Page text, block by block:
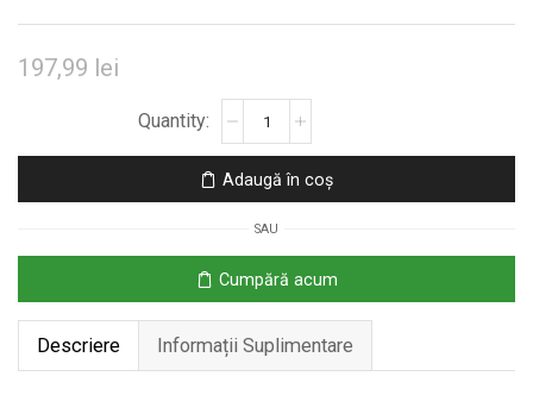
197,99 lei
Seră
de
Acoperiș
din
Plastic
Adaugă în coș
SAU
Cumpără acum
Descriere Informații Suplimentare